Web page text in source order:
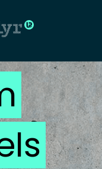
CÍMLAP
DIZÁJN
DIVAT